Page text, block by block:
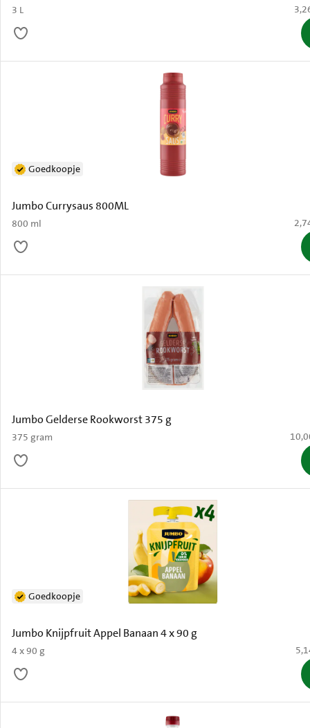
3 L €
Jumbo Currysaus 800ML
800 ml
Goedkoopje
€
Jumbo Gelderse Rookworst 375 g
375 gram €
Jumbo Knijpfruit Appel Banaan 4 x 90 g
4 x 90 g
Goedkoopje
€